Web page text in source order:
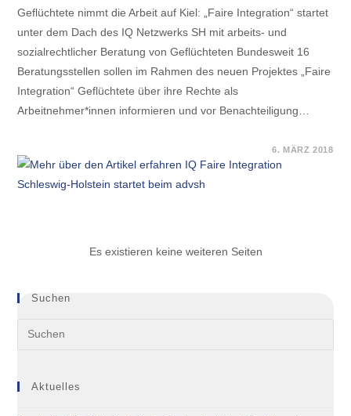
Geflüchtete nimmt die Arbeit auf Kiel: „Faire Integration“ startet
unter dem Dach des IQ Netzwerks SH mit arbeits- und
sozialrechtlicher Beratung von Geflüchteten Bundesweit 16
Beratungsstellen sollen im Rahmen des neuen Projektes „Faire
Integration“ Geflüchtete über ihre Rechte als
Arbeitnehmer*innen informieren und vor Benachteiligung…
FAIRE
INTEGRATION
SCHLESWIG-
6. MÄRZ 2018
Es existieren keine weiteren Seiten
Suchen
Aktuelles